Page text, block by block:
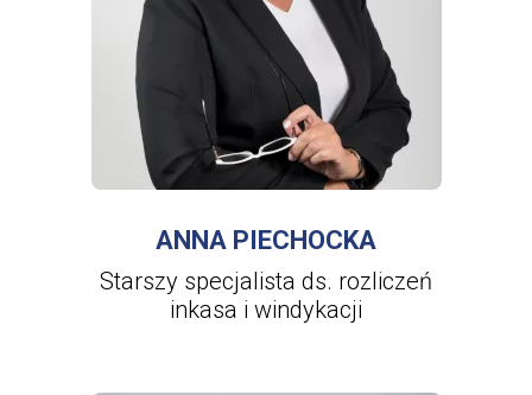
WIĘCEJ INFORMACJI
ANNA
PIECHOCKA
ANNA PIECHOCKA
Starszy specjalista ds. rozliczeń
inkasa i windykacji